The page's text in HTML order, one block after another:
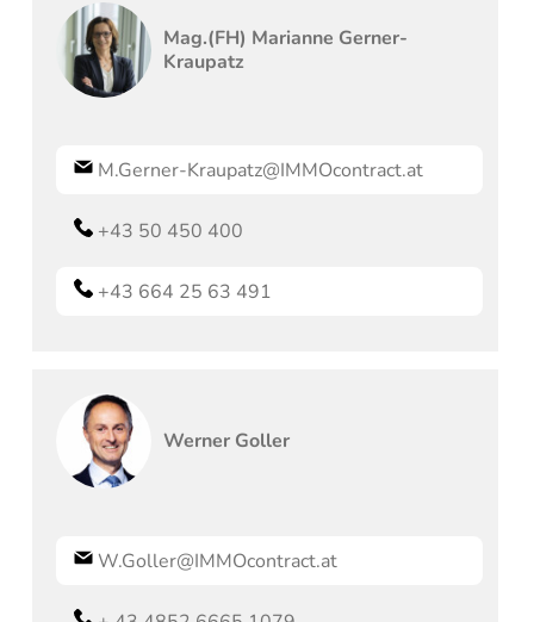
Mag.(FH) Marianne Gerner-
Kraupatz
M.Gerner-Kraupatz@IMMOcontract.at
+43 50 450 400
+43 664 25 63 491
Werner Goller
W.Goller@IMMOcontract.at